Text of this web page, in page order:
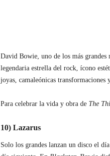
David Bowie, uno de los más
legendaria estrella del rock, ícono
joyas, camaleónicas
Para celebrar la vida y obra de The
10) Lazarus
Solo los grandes lanzan un disco el